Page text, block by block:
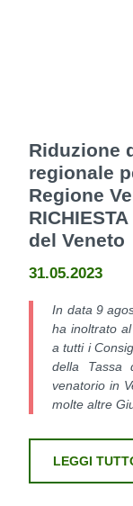
Riduzione
regionale
Regione
del Veneto
31.05.2023
In data 9
ha inoltrato
a tutti i
della Tassa
venatorio in
molte altre
LEGGI